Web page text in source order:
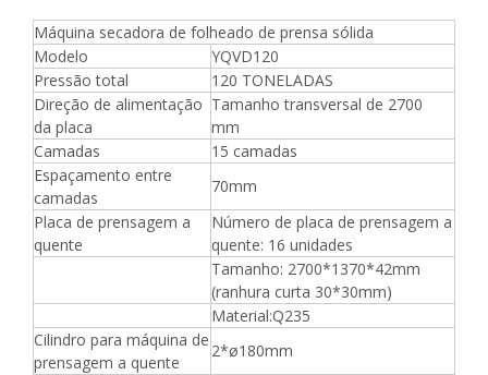
Máquina secadora de folheado de prensa sólida
Modelo
YQVD120
Pressão total
120 TONELADAS
Direção de alimentação
da placa
Tamanho transversal de 2700
mm
Camadas
15 camadas
Espaçamento entre
camadas
70mm
Placa de prensagem a
quente
Número de placa de prensagem a
quente: 16 unidades
Tamanho: 2700*1370*42mm
(ranhura curta 30*30mm)
Material:Q235
Cilindro para máquina de
prensagem a quente
2*ø180mm